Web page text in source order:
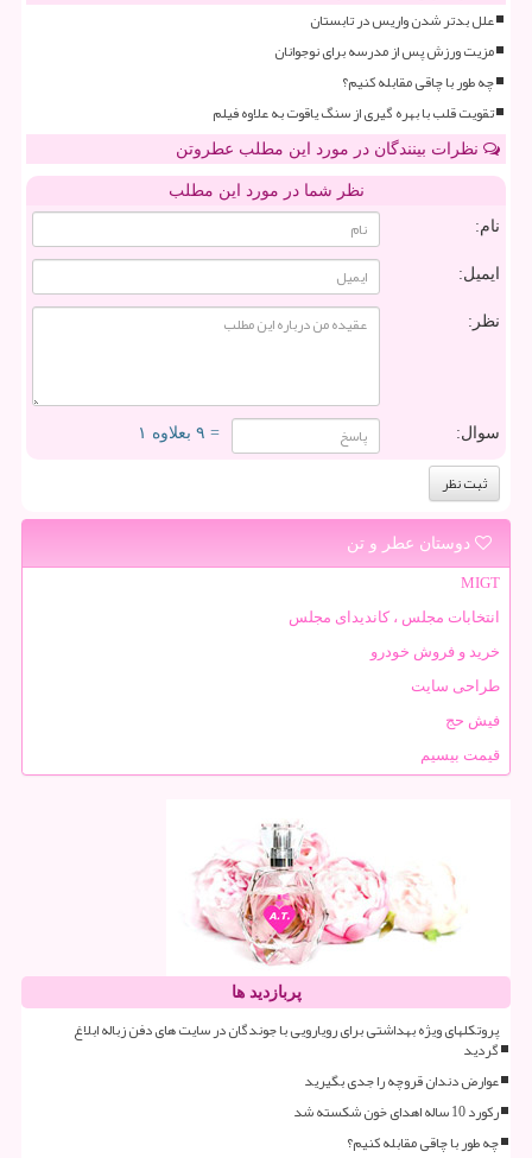
علل بدتر شدن واریس در تابستان
مزیت ورزش پس از مدرسه برای نوجوانان
چه طور با چاقی مقابله کنیم؟
تقویت قلب با بهره گیری از سنگ یاقوت به علاوه فیلم
نظرات بینندگان در مورد این مطلب عطروتن
نظر شما در مورد این مطلب
نام:
ایمیل:
نظر:
سوال: = ۹ بعلاوه ۱
دوستان عطر و تن
MIGT
انتخابات مجلس ، کاندیدای مجلس
خرید و فروش خودرو
طراحی سایت
فیش حج
قیمت بیسیم
پربازدید ها
پروتکلهای ویژه بهداشتی برای رویارویی با جوندگان در سایت های دفن زباله ابلاغ
گردید
عوارض دندان قروچه را جدی بگیرید
رکورد 10 ساله اهدای خون شکسته شد
چه طور با چاقی مقابله کنیم؟